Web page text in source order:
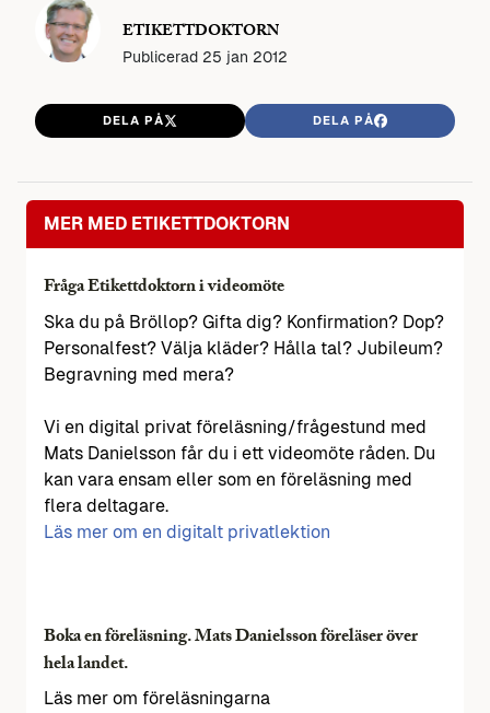
ETIKETTDOKTORN
Publicerad 25 jan 2012
DELA PÅ DELA PÅ
MER MED ETIKETTDOKTORN
Fråga Etikettdoktorn i videomöte
Ska du på Bröllop? Gifta dig? Konfirmation? Dop?
Personalfest? Välja kläder? Hålla tal? Jubileum?
Begravning med mera?
Vi en digital privat föreläsning/frågestund med
Mats Danielsson får du i ett videomöte råden. Du
kan vara ensam eller som en föreläsning med
flera deltagare.
Läs mer om en digitalt privatlektion
Boka en föreläsning. Mats Danielsson föreläser över
hela landet.
Läs mer om föreläsningarna